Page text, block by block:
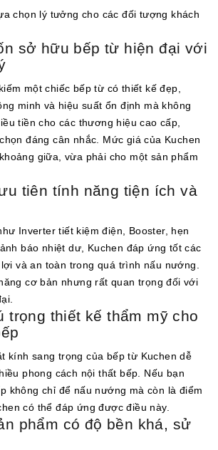
chọn lý tưởng cho các đối tượng khách
sở hữu bếp từ hiện đại với
một chiếc bếp từ có thiết kế đẹp,
minh và hiệu suất ổn định mà không
tiền cho các thương hiệu cao cấp,
đáng cân nhắc. Mức giá của Kuchen
giữa, vừa phải cho một sản phẩm
tiên tính năng tiện ích và
Inverter tiết kiệm điện, Booster, hẹn
báo nhiệt dư, Kuchen đáp ứng tốt các
và an toàn trong quá trình nấu nướng.
cơ bản nhưng rất quan trọng đối với
trọng thiết kế thẩm mỹ cho
kính sang trọng của bếp từ Kuchen dễ
phong cách nội thất bếp. Nếu bạn
không chỉ để nấu nướng mà còn là điểm
có thể đáp ứng được điều này.
phẩm có độ bền khá, sử